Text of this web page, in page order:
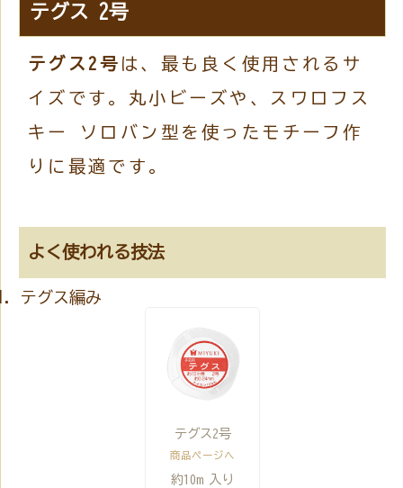
テグス 2号
テグス2号 は、最も良く使用されるサ
イズです。丸小ビーズや、スワロフス
キー ソロバン型を使ったモチーフ作
りに最適です。
よく使われる技法
テグス編み
テグス2号
商品ページへ
約10m 入り